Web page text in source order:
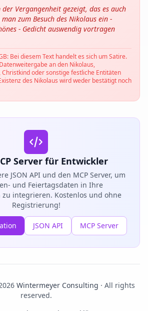
der Vergangenheit gezeigt, das es auch
zum Besuch des Nikolaus ein -
- Gedicht auswendig vortragen
Bei diesem Text handelt es sich um Satire.
an den Nikolaus,
oder sonstige festliche Entitäten
des Nikolaus wird weder bestätigt noch
Server für Entwickler
JSON API und den MCP Server, um
und Feiertagsdaten in Ihre
integrieren. Kostenlos und ohne
Registrierung!
JSON API MCP Server
Wintermeyer Consulting · All rights
reserved.